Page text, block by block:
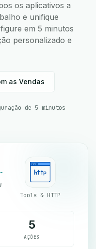
os aplicativos a
e unifique
em 5 minutos
personalizado e
as Vendas
de 5 minutos
Tools & HTTP
5
AÇÕES